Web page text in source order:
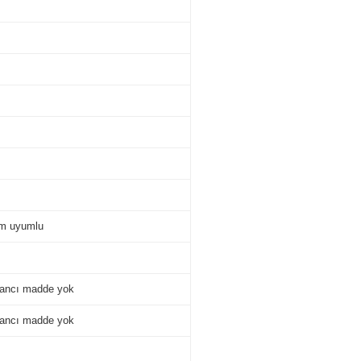
uyumlu
madde yok
madde yok